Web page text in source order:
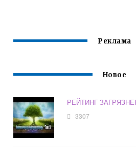
Реклама
Новое
РЕЙТИНГ
3307